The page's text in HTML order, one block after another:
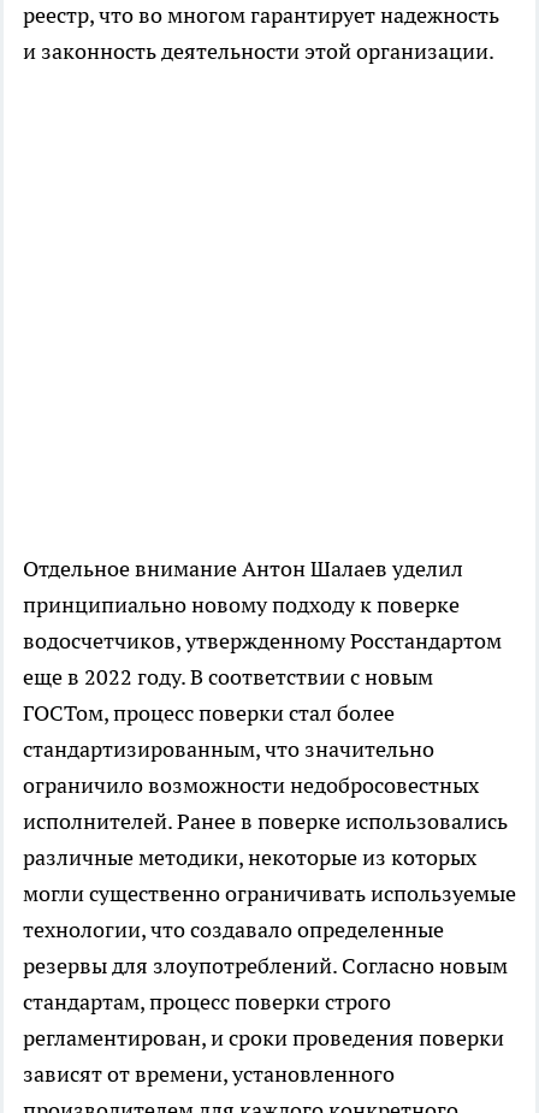
реестр, что во многом гарантирует надежность
и законность деятельности этой организации.
Отдельное внимание Антон Шалаев уделил
принципиально новому подходу к поверке
водосчетчиков, утвержденному Росстандартом
еще в 2022 году. В соответствии с новым
ГОСТом, процесс поверки стал более
стандартизированным, что значительно
ограничило возможности недобросовестных
исполнителей. Ранее в поверке использовались
различные методики, некоторые из которых
могли существенно ограничивать используемые
технологии, что создавало определенные
резервы для злоупотреблений. Согласно новым
стандартам, процесс поверки строго
регламентирован, и сроки проведения поверки
зависят от времени, установленного